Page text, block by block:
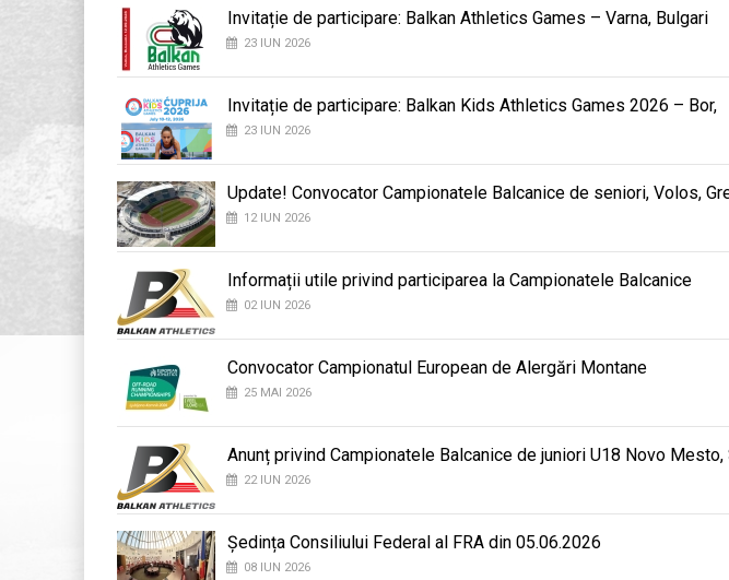
Invitație de participare: Balkan Athletics Games – Varna, Bulgari
23 IUN 2026
Invitație de participare: Balkan Kids Athletics Games 2026 – Bor,
23 IUN 2026
Update! Convocator Campionatele Balcanice de seniori, Volos,
12 IUN 2026
Informații utile privind participarea la Campionatele Balcanice
02 IUN 2026
Convocator Campionatul European de Alergări Montane
25 MAI 2026
Anunț privind Campionatele Balcanice de juniori U18 Novo Mesto,
22 IUN 2026
Ședința Consiliului Federal al FRA din 05.06.2026
08 IUN 2026